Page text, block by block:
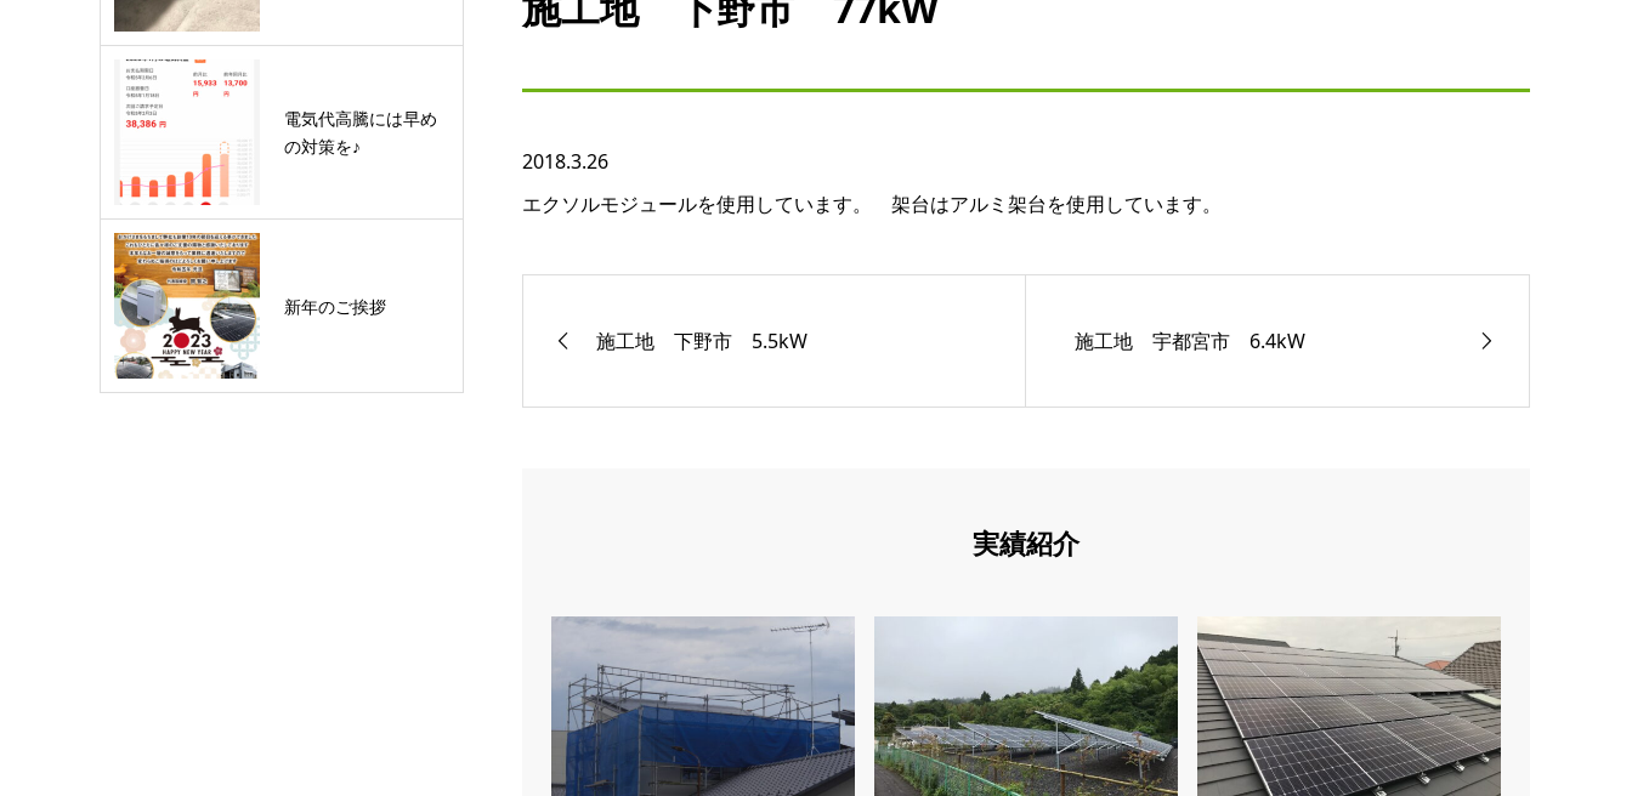
2018.3.26
エクソルモジュールを使用しています。 架台はアルミ架台を使用しています。
施工地 下野市 5.5kW 施工地 宇都宮市 6.4kW
実績紹介
電気代高騰には早め
の対策を♪
新年のご挨拶